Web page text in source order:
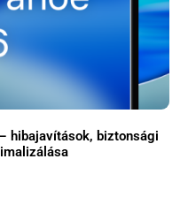
hibajavítások, biztonsági